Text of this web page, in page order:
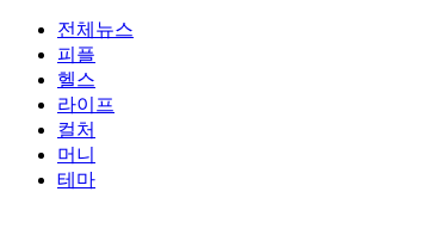
전체뉴스
피플
헬스
라이프
컬처
머니
테마